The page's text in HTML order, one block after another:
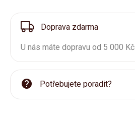
Doprava zdarma
U nás máte dopravu od 5 000 Kč
Potřebujete poradit?